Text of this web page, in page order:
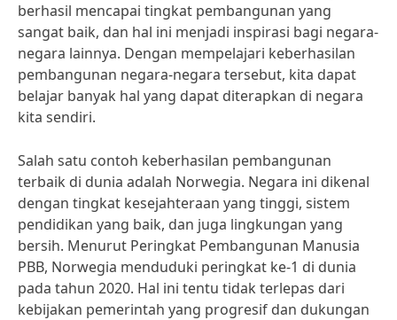
berhasil mencapai tingkat pembangunan yang
sangat baik, dan hal ini menjadi inspirasi bagi negara-
negara lainnya. Dengan mempelajari keberhasilan
pembangunan negara-negara tersebut, kita dapat
belajar banyak hal yang dapat diterapkan di negara
kita sendiri.
Salah satu contoh keberhasilan pembangunan
terbaik di dunia adalah Norwegia. Negara ini dikenal
dengan tingkat kesejahteraan yang tinggi, sistem
pendidikan yang baik, dan juga lingkungan yang
bersih. Menurut Peringkat Pembangunan Manusia
PBB, Norwegia menduduki peringkat ke-1 di dunia
pada tahun 2020. Hal ini tentu tidak terlepas dari
kebijakan pemerintah yang progresif dan dukungan